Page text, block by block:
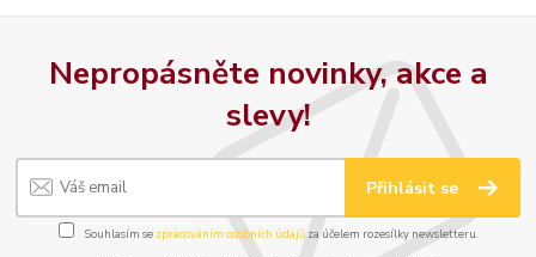
Nepropásněte novinky, akce a
slevy!
Přihlásit se
Souhlasím se zpracováním osobních údajůza účelem rozesílky newsletteru.